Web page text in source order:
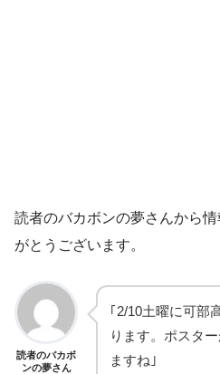
読者のバカボンの夢さんから
がとうございます。
読者のバカボ
ンの夢さん
｢2/10土曜に可部
ります。ポスタ
ますね｣